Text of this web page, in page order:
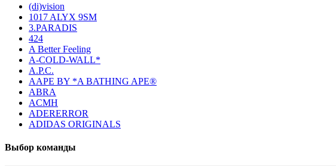
(di)vision
1017 ALYX 9SM
3.PARADIS
424
A Better Feeling
A-COLD-WALL*
A.P.C.
AAPE BY *A BATHING APE®
ABRA
ACMH
ADERERROR
ADIDAS ORIGINALS
Выбор команды